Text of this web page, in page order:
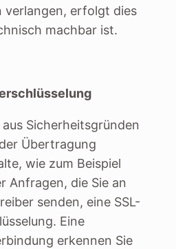
erfolgt dies
machbar ist.
Sicherheitsgründen
Übertragung
wie zum Beispiel
Anfragen, die Sie an
senden, eine SSL-
Eine
erkennen Sie